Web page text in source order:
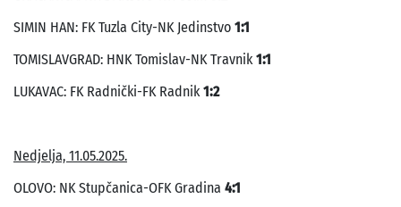
SIMIN HAN: FK Tuzla City-NK Jedinstvo 1:1
TOMISLAVGRAD: HNK Tomislav-NK Travnik1:1
LUKAVAC: FK Radnički-FK Radnik1:2
Nedjelja, 11.05.2025.
OLOVO: NK Stupčanica-OFK Gradina 4:1